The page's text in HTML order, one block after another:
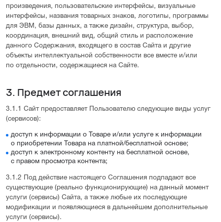
произведения, пользовательские интерфейсы, визуальные
интерфейсы, названия товарных знаков, логотипы, программы
для ЭВМ, базы данных, а также дизайн, структура, выбор,
координация, внешний вид, общий стиль и расположение
данного Содержания, входящего в состав Сайта и другие
объекты интеллектуальной собственности все вместе и/или
по отдельности, содержащиеся на Сайте.
3. Предмет соглашения
3.1.1 Сайт предоставляет Пользователю следующие виды услуг
(сервисов):
доступ к информации о Товаре и/или услуге к информации
о приобретении Товара на платной/бесплатной основе;
доступ к электронному контенту на бесплатной основе,
с правом просмотра контента;
3.1.2 Под действие настоящего Соглашения подпадают все
существующие (реально функционирующие) на данный момент
услуги (сервисы) Сайта, а также любые их последующие
модификации и появляющиеся в дальнейшем дополнительные
услуги (сервисы).